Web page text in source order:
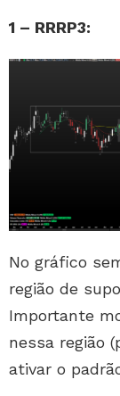
1 – RRRP3:
No gráfico
região de
Importante
nessa região
ativar o